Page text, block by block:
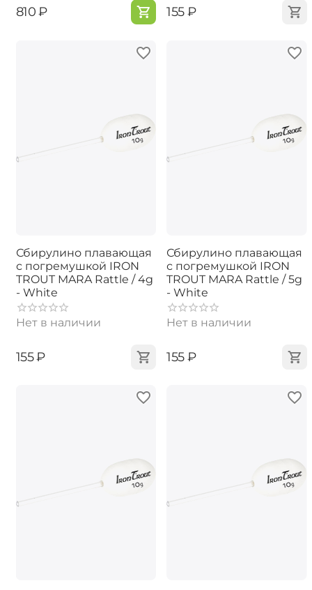
‍810‍ ₽ ‍155‍₽
Сбирулино плавающая
с погремушкой IRON
TROUT MARA Rattle / 4g
- White
Нет в наличии
‍155‍₽
Сбирулино плавающая
с погремушкой IRON
TROUT MARA Rattle / 5g
- White
Нет в наличии
‍155‍₽